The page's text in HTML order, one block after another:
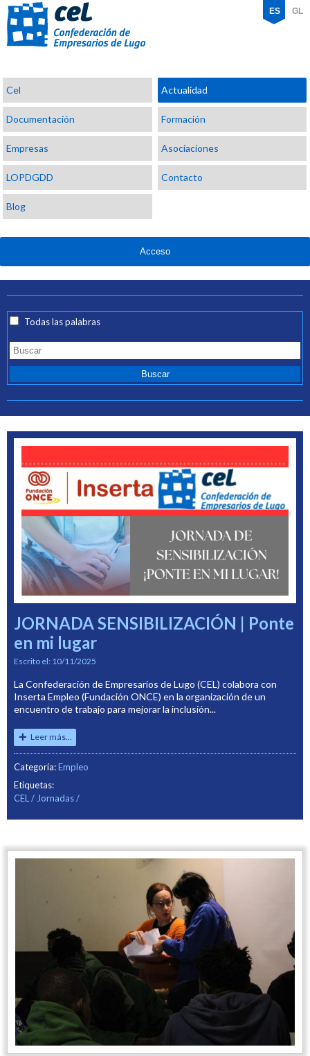
Confederación
de
Empresarios
de
Lugo
ES GL
Cel Actualidad
Documentación Formación
Empresas Asociaciones
LOPDGDD Contacto
Blog
Acceso
Todas las palabras
JORNADA SENSIBILIZACIÓN | Ponte
en mi lugar
Escrito el: 10/11/2025
La Confederación de Empresarios de Lugo (CEL) colabora con
Inserta Empleo (Fundación ONCE) en la organización de un
encuentro de trabajo para mejorar la inclusión...
Leer más...
Categoría:Empleo
Etiquetas:
CEL
Jornadas